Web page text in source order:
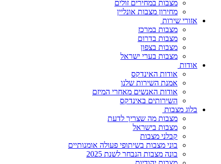
מצבות במחירים זולים
מחירון מצבות אונליין
אזורי שירות
מצבות במרכז
מצבות בדרום
מצבות בצפון
מצבות בערי ישראל
אודות
אודות האינדקס
אמנת השירות שלנו
אודות האנשים מאחרי המיזם
השירותים באינדקס
בלוג מצבות
מצבות מה שצריך לדעת
מצבות בישראל
קבלני מצבות
בוני מצבות בשיתופי פעולה אומנותיים
בונה מצבות הנבחר לשנת 2025